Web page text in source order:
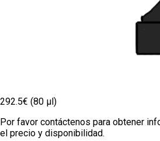
292.5€ (80 µl)
Por favor contáctenos para obtener
el precio y disponibilidad.